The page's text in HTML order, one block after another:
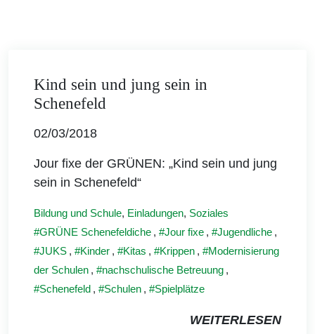
Kind sein und jung sein in
Schenefeld
02/03/2018
Jour fixe der GRÜNEN: „Kind sein und jung
sein in Schenefeld“
Bildung und Schule, Einladungen, Soziales
GRÜNE Schenefeldiche , Jour fixe , Jugendliche ,
JUKS , Kinder , Kitas , Krippen ,
Modernisierung
der Schulen , nachschulische Betreuung ,
Schenefeld , Schulen , Spielplätze
WEITERLESEN